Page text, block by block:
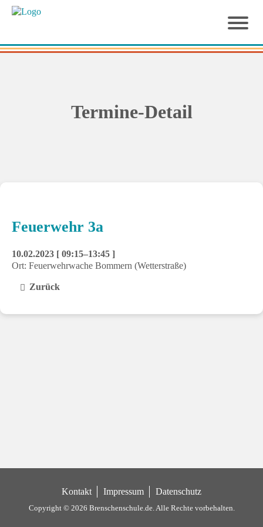
Termine-Detail
Feuerwehr 3a
10.02.2023 [ 09:15–13:45 ]
Ort: Feuerwehrwache Bommern (Wetterstraße)
Zurück
Copyright © 2026 Brenschenschule.de.Alle Rechte vorbehalten.
Kontakt Impressum Datenschutz